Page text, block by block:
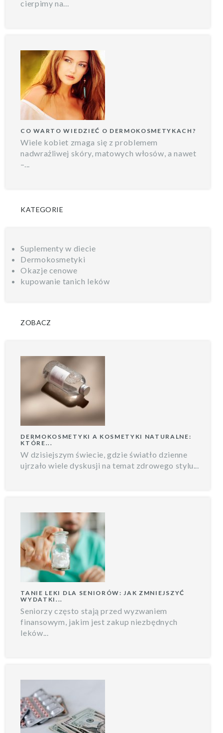
cierpimy na...
CO WARTO WIEDZIEĆ O DERMOKOSMETYKACH?
Wiele kobiet zmaga się z problemem
nadwrażliwej skóry, matowych włosów, a nawet
–...
KATEGORIE
Suplementy w diecie
Dermokosmetyki
Okazje cenowe
kupowanie tanich leków
ZOBACZ
DERMOKOSMETYKI A KOSMETYKI NATURALNE:
KTÓRE...
W dzisiejszym świecie, gdzie światło dzienne
ujrzało wiele dyskusji na temat zdrowego stylu...
TANIE LEKI DLA SENIORÓW: JAK ZMNIEJSZYĆ
WYDATKI...
Seniorzy często stają przed wyzwaniem
finansowym, jakim jest zakup niezbędnych
leków...